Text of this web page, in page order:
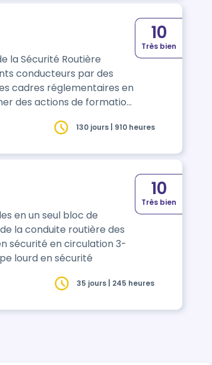
la Sécurité Routière
conducteurs par des
cadres réglementaires en
des actions de formation
ce titre bloc par bloc.
10
Très bien
130 jours | 910 heures
en un seul bloc de
en circulation 3-
lourd en sécurité
10
Très bien
35 jours | 245 heures